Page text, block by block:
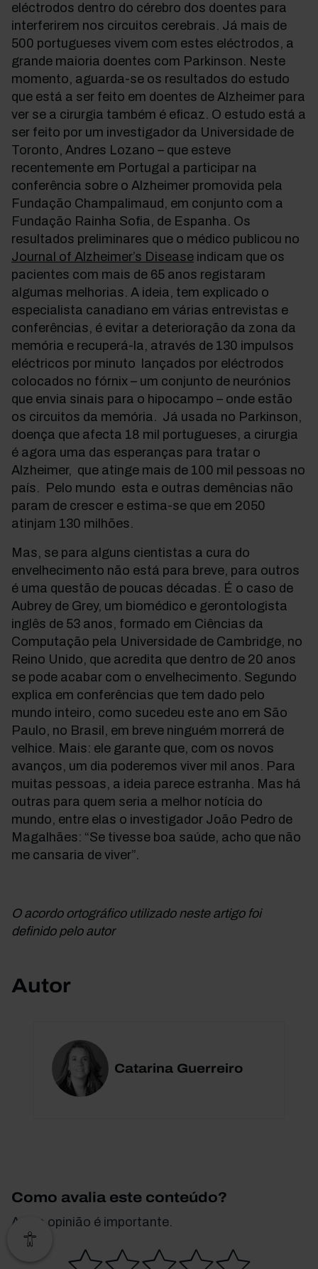
eléctrodos dentro do cérebro dos doentes para
interferirem nos circuitos cerebrais. Já mais de
500 portugueses vivem com estes eléctrodos, a
grande maioria doentes com Parkinson. Neste
momento, aguarda-se os resultados do estudo
que está a ser feito em doentes de Alzheimer para
ver se a cirurgia também é eficaz. O estudo está a
ser feito por um investigador da Universidade de
Toronto, Andres Lozano – que esteve
recentemente em Portugal a participar na
conferência sobre o Alzheimer promovida pela
Fundação Champalimaud, em conjunto com a
Fundação Rainha Sofia, de Espanha. Os
resultados preliminares que o médico publicou no
Journal of Alzheimer’s Disease indicam que os
pacientes com mais de 65 anos registaram
algumas melhorias. A ideia, tem explicado o
especialista canadiano em várias entrevistas e
conferências, é evitar a deterioração da zona da
memória e recuperá-la, através de 130 impulsos
eléctricos por minuto lançados por eléctrodos
colocados no fórnix – um conjunto de neurónios
que envia sinais para o hipocampo – onde estão
os circuitos da memória. Já usada no Parkinson,
doença que afecta 18 mil portugueses, a cirurgia
é agora uma das esperanças para tratar o
Alzheimer, que atinge mais de 100 mil pessoas no
país. Pelo mundo esta e outras demências não
param de crescer e estima-se que em 2050
atinjam 130 milhões.
Mas, se para alguns cientistas a cura do
envelhecimento não está para breve, para outros
é uma questão de poucas décadas. É o caso de
Aubrey de Grey, um biomédico e gerontologista
inglês de 53 anos, formado em Ciências da
Computação pela Universidade de Cambridge, no
Reino Unido, que acredita que dentro de 20 anos
se pode acabar com o envelhecimento. Segundo
explica em conferências que tem dado pelo
mundo inteiro, como sucedeu este ano em São
Paulo, no Brasil, em breve ninguém morrerá de
velhice. Mais: ele garante que, com os novos
avanços, um dia poderemos viver mil anos. Para
muitas pessoas, a ideia parece estranha. Mas há
outras para quem seria a melhor notícia do
mundo, entre elas o investigador João Pedro de
Magalhães: “Se tivesse boa saúde, acho que não
me cansaria de viver”.
O acordo ortográfico utilizado neste artigo foi
definido pelo autor
Autor
Catarina Guerreiro
Como avalia este conteúdo?
A sua opinião é importante.